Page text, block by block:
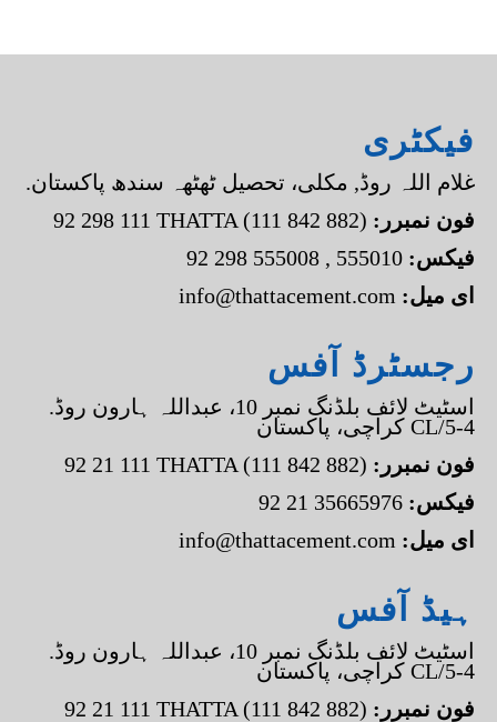
فیکٹری
.غلام اللہ روڈ, مکلی، تحصیل ٹھٹھہ سندھ پاکستان
92 298 111 THATTA (111 842 882)
:فون نمبرر
92 298 555008 , 555010 :فیکس
info@thattacement.com
:ای میل
رجسٹرڈ آفس
.اسٹیٹ لائف بلڈنگ نمبر 10، عبداللہ ہارون روڈ
کراچی، پاکستان CL/5-4
92 21 111 THATTA (111 842 882)
:فون نمبرر
92 21 35665976 :فیکس
info@thattacement.com
:ای میل
ہیڈ آفس
.اسٹیٹ لائف بلڈنگ نمبر 10، عبداللہ ہارون روڈ
کراچی، پاکستان CL/5-4
92 21 111 THATTA (111 842 882)
:فون نمبرر